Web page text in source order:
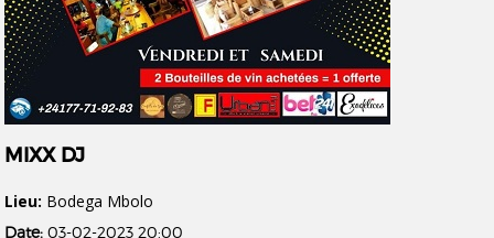
MIXX DJ
Lieu: Bodega Mbolo
Date: 03-02-2023 20:00